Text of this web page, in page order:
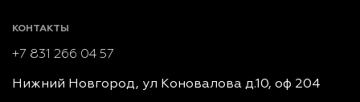
КОНТАКТЫ
+7 831 266 04 57
Нижний Новгород, ул Коновалова д.10, оф 204